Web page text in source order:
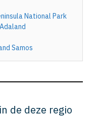
National Park
Samos
in de deze regio